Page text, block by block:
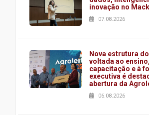
inovação no
07.08.2026
Nova estrutura
voltada ao
capacitação e à
executiva é
abertura da
06.08.2026